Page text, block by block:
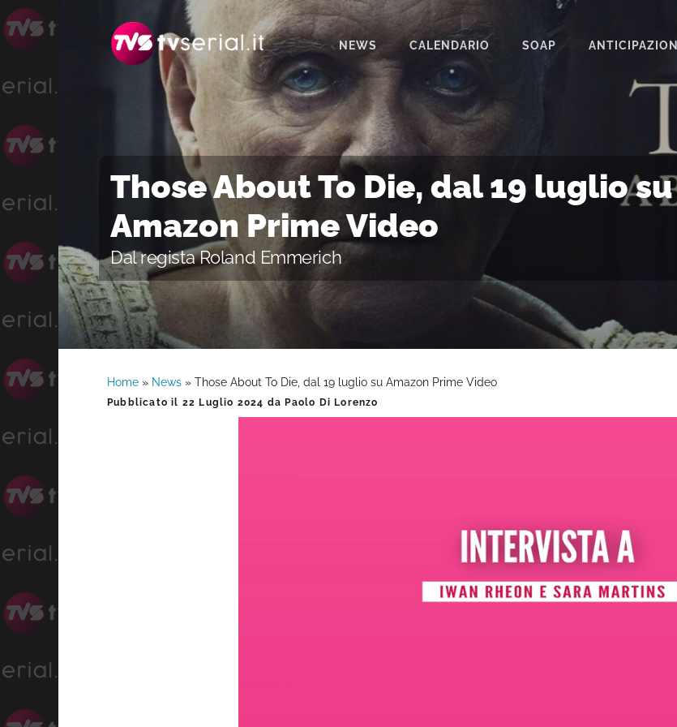
navigazione
contenuto
NEWS CALENDARIO SOAP
SEGRETI DI FAMIGLIA
ANTICIPAZIONI
Those About To Die, dal 19 luglio su
Amazon Prime Video
Dal regista Roland Emmerich
Home » News » Those About To Die, dal 19 luglio su Amazon Prime Video
Pubblicato il 22 Luglio 2024 da Paolo Di Lorenzo
Barra